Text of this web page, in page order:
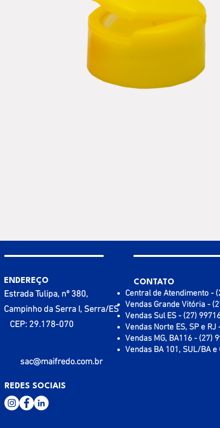
ENDEREÇO
Estrada Tulipa, nº 380,
Campinho da Serra I, Serra/ES
CEP: 29.178-070
CONTATO
Central de Atendimento -
Vendas Grande Vitória -
Vendas Sul ES - (27)
Vendas Norte ES, SP e
Vendas MG, BA116 - (27)
Vendas BA 101, SUL/BA
sac@maifredo.com.br
REDES SOCIAIS